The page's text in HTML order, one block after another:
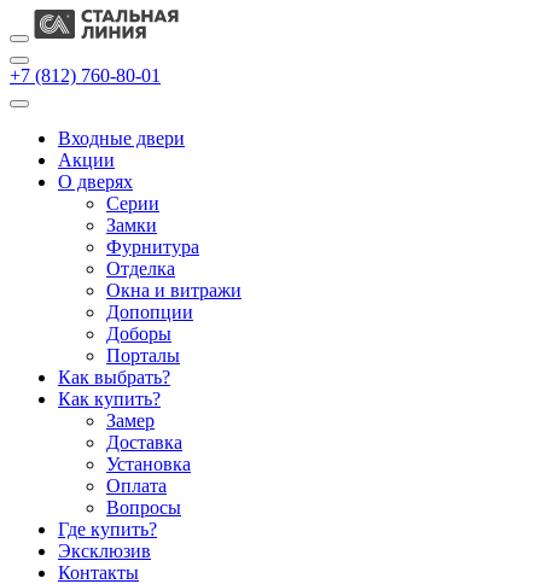
+7 (812) 760-80-01
Входные двери
Акции
О дверях
Cерии
Замки
Фурнитура
Отделка
Окна и витражи
Допопции
Доборы
Порталы
Как выбрать?
Как купить?
Замер
Доставка
Установка
Оплата
Вопросы
Где купить?
Эксклюзив
Контакты